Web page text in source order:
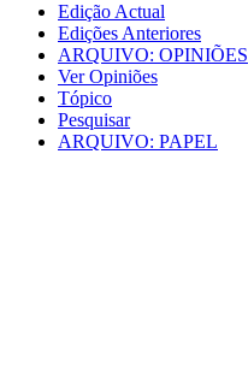
Edição Actual
Edições Anteriores
ARQUIVO: OPINIÕES
Ver Opiniões
Tópico
Pesquisar
ARQUIVO: PAPEL